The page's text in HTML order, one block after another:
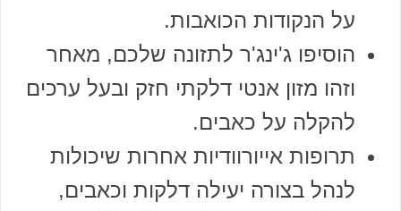
על הנקודות הכואבות.
הוסיפו ג'ינג'ר לתזונה שלכם, מאחר
וזהו מזון אנטי דלקתי חזק ובעל ערכים
להקלה על כאבים.
תרופות אייורוודיות אחרות שיכולות
לנהל בצורה יעילה דלקות וכאבים,